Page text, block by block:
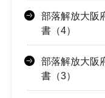
部落解放大阪
書（4）
部落解放大阪
書（3）